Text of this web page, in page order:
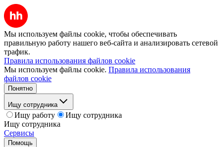
Мы используем файлы cookie, чтобы обеспечивать
правильную работу нашего веб-сайта и анализировать сетевой
трафик.
Правила использования файлов cookie
Мы используем файлы cookie. Правила использования
файлов cookie
Понятно
Ищу сотрудника
Ищу работу
Ищу сотрудника
Ищу сотрудника
Сервисы
Помощь